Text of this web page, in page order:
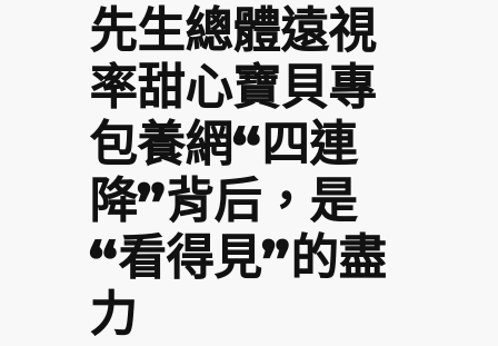
先生總體遠視
率甜心寶貝專
包養網“四連
降”背后，是
“看得見”的盡
力